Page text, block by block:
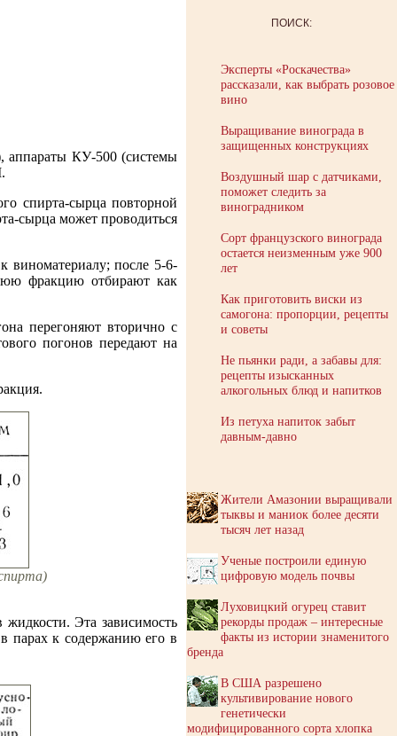
аппараты КУ-500 (системы
спирта-сырца повторной
сырца может проводиться
после 5-6-
фракцию отбирают как
перегоняют вторично с
погонов передают на
Эта зависимость
парах к содержанию его в
ПОИСК:
Эксперты «Роскачества»
рассказали, как выбрать розовое
вино
Выращивание винограда в
защищенных конструкциях
Воздушный шар с датчиками,
поможет следить за
виноградником
Сорт французского винограда
остается неизменным уже 900
лет
Как приготовить виски из
самогона: пропорции, рецепты
и советы
Не пьянки ради, а забавы для:
рецепты изысканных
алкогольных блюд и напитков
Из петуха напиток забыт
давным-давно
Жители Амазонии выращивали
тыквы и маниок более десяти
тысяч лет назад
Ученые построили единую
цифровую модель почвы
Луховицкий огурец ставит
рекорды продаж – интересные
факты из истории знаменитого
бренда
В США разрешено
культивирование нового
генетически
модифицированного сорта хлопка